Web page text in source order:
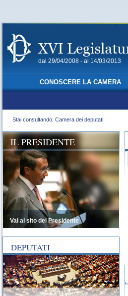
dal 29/04/2008 - al 14/03/2013
CONOSCERE LA CAMERA
Stai consultando: Camera dei deputati
IL PRESIDENTE
Vai al sito del Presidente
DEPUTATI